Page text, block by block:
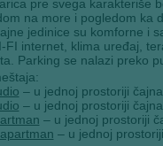
pre svega karakteriše
na more i pogledom ka
jedinice su komforne i
FI internet, klima uređaj,
Parking se nalazi preko
– u jednoj prostoriji
– u jednoj prostoriji
– u jednoj prostoriji
– u jednoj